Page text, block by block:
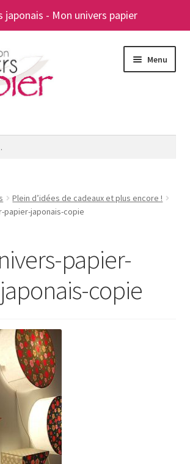
japonais - Mon univers papier
Menu
le
Plein d’idées de cadeaux et plus encore !
papier-japonais-copie
papier-
copie